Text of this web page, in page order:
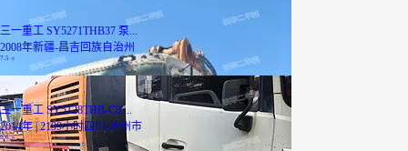
三一重工 SY5271THB37 泵...
2008年新疆-昌吉回族自治州
7.5 万
三一重工 SY5128THB-C8 ...
2014年 | 2199小时四川-泸州市
5.6万